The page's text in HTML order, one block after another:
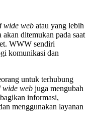
wide web atau yang lebih
ditemukan pada saat
WWW sendiri
komunikasi dan
untuk terhubung
wide web juga mengubah
informasi,
menggunakan layanan